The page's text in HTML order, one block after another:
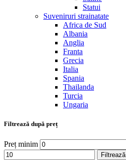
Statui
Suveniruri strainatate
Africa de Sud
Albania
Anglia
Franta
Grecia
Italia
Spania
Thailanda
Turcia
Ungaria
Filtrează după preț
Preț minim
Filtrează